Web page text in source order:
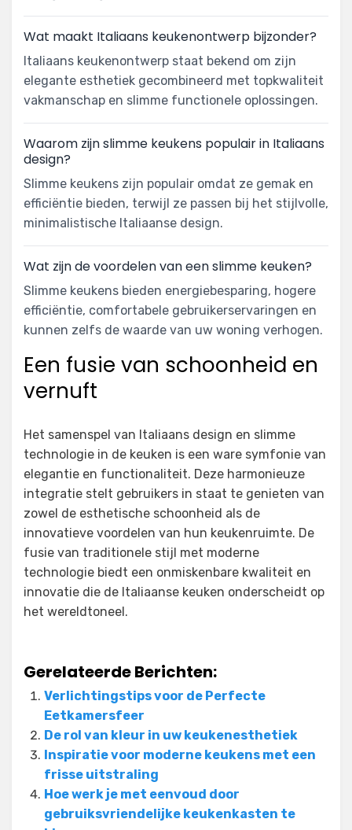
Wat maakt Italiaans keukenontwerp bijzonder?
Italiaans keukenontwerp staat bekend om zijn
elegante esthetiek gecombineerd met topkwaliteit
vakmanschap en slimme functionele oplossingen.
Waarom zijn slimme keukens populair in Italiaans
design?
Slimme keukens zijn populair omdat ze gemak en
efficiëntie bieden, terwijl ze passen bij het stijlvolle,
minimalistische Italiaanse design.
Wat zijn de voordelen van een slimme keuken?
Slimme keukens bieden energiebesparing, hogere
efficiëntie, comfortabele gebruikerservaringen en
kunnen zelfs de waarde van uw woning verhogen.
Een fusie van schoonheid en
vernuft
Het samenspel van Italiaans design en slimme
technologie in de keuken is een ware symfonie van
elegantie en functionaliteit. Deze harmonieuze
integratie stelt gebruikers in staat te genieten van
zowel de esthetische schoonheid als de
innovatieve voordelen van hun keukenruimte. De
fusie van traditionele stijl met moderne
technologie biedt een onmiskenbare kwaliteit en
innovatie die de Italiaanse keuken onderscheidt op
het wereldtoneel.
Gerelateerde Berichten:
Verlichtingstips voor de Perfecte
Eetkamersfeer
De rol van kleur in uw keukenesthetiek
Inspiratie voor moderne keukens met een
frisse uitstraling
Hoe werk je met eenvoud door
gebruiksvriendelijke keukenkasten te